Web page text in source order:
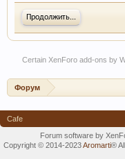
Продолжить...
Certain XenForo add-ons by
Форум
Cafe
Forum software by
Copyright © 2014-2023Aromarti®